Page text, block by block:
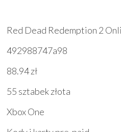
Red Dead Redemption 2
492988747a98
88.94 zł
55 sztabek złota
Xbox One